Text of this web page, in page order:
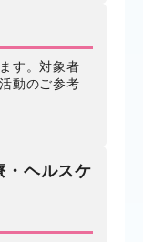
す。対象者
動のご参考
・ヘルスケ